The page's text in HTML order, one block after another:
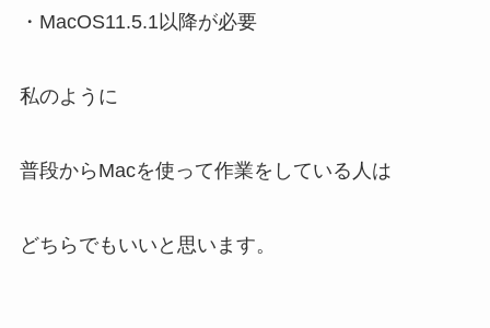
・MacOS11.5.1以降が必要
私のように
普段からMacを使って作業をしている人は
どちらでもいいと思います。